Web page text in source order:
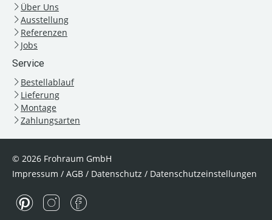
Über Uns
Ausstellung
Referenzen
Jobs
Service
Bestellablauf
Lieferung
Montage
Zahlungsarten
© 2026 Frohraum GmbH
Impressum / AGB / Datenschutz / Datenschutzeinstellungen